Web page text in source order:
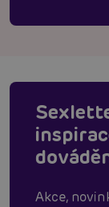
Akce,